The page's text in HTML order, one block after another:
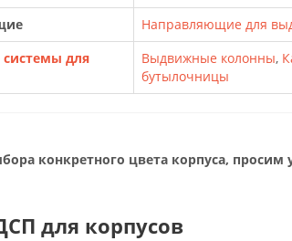
Направляющие для
для
Выдвижные колонны,
бутылочницы
конкретного цвета корпуса, просим
для корпусов